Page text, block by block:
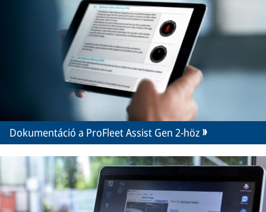
Dokumentáció a ProFleet Assist Gen 2-höz